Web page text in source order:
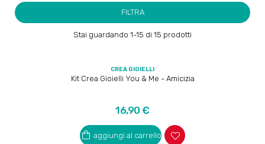
FILTRA
Stai guardando 1-15 di 15 prodotti
CREA GIOIELLI
Kit Crea Gioielli You & Me - Amicizia
Prezzo
16,90 €
aggiungi al carrello